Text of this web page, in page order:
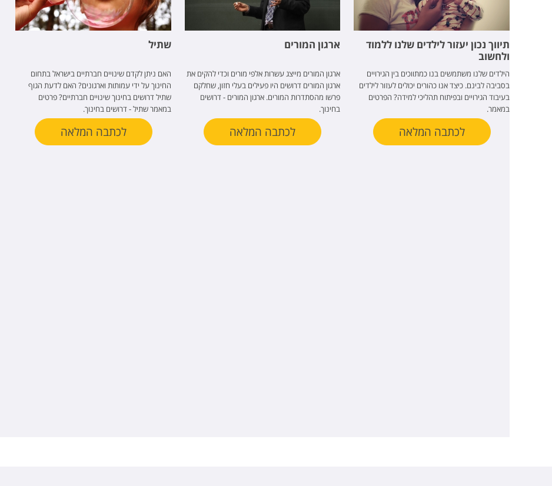
תיווך נכון יעזור לילדים שלנו ללמוד
ולחשוב
הילדים שלנו משתמשים בנו כמתווכים בין הגירויים
בסביבה לבינם. כיצד אנו כהורים יכולים לעזור לילדים
בעיבוד הגירויים ובפיתוח תהליכי למידה? הפרטים
במאמר.
לכתבה המלאה
ארגון המורים
ארגון המורים מייצג עשרות אלפי מורים וכדי להקים את
ארגון המורים דרושים היו פעילים בעלי חזון, שחלקם
פרשו מהסתדרות המורים. ארגון המורים - דרושים
בחינוך.
לכתבה המלאה
שתיל
האם ניתן לקדם שינויים חברתיים בישראל בתחום
החינוך על ידי עמותות וארגונים? האם לדעת הגוף
שתיל דרושים בחינוך שינויים חברתיים? פרטים
במאמר שתיל - דרושים בחינוך.
לכתבה המלאה